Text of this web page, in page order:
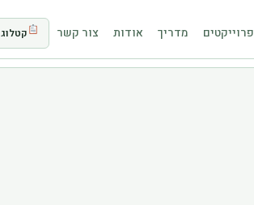
פרוייקטים מדריך אודות צור קשר קטלוג